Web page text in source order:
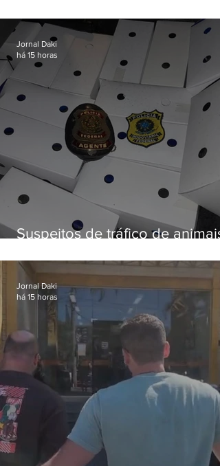
Fluminense
Suspeitos de tráfico de animais
aves
Jornal Daki
há 15 horas
Jornal Daki
há 15 horas